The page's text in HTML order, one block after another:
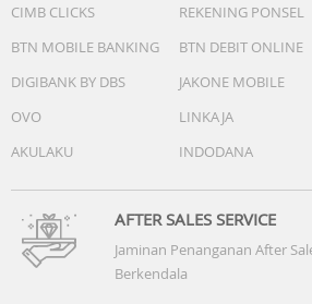
CIMB CLICKS
REKENING PONSEL
BTN MOBILE BANKING
BTN DEBIT ONLINE
DIGIBANK BY DBS
JAKONE MOBILE
OVO
LINKAJA
AKULAKU
INDODANA
AFTER SALES SERVICE
Jaminan Penanganan After
Berkendala